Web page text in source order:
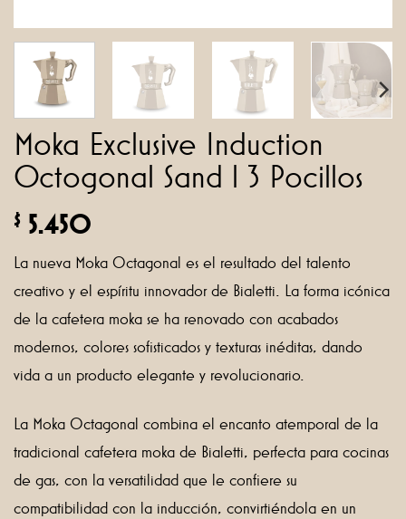
Moka Exclusive Induction
Octogonal Sand l 3 Pocillos
$ 5.450
La nueva Moka Octagonal es el resultado del talento
creativo y el espíritu innovador de Bialetti. La forma icónica
de la cafetera moka se ha renovado con acabados
modernos, colores sofisticados y texturas inéditas, dando
vida a un producto elegante y revolucionario.
La Moka Octagonal combina el encanto atemporal de la
tradicional cafetera moka de Bialetti, perfecta para cocinas
de gas, con la versatilidad que le confiere su
compatibilidad con la inducción, convirtiéndola en un